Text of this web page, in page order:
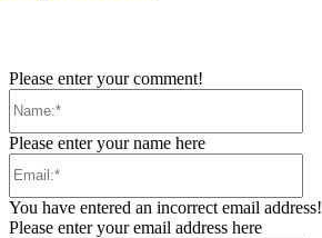
Please enter your comment!
Please enter your name here
You have entered an incorrect email address!
Please enter your email address here